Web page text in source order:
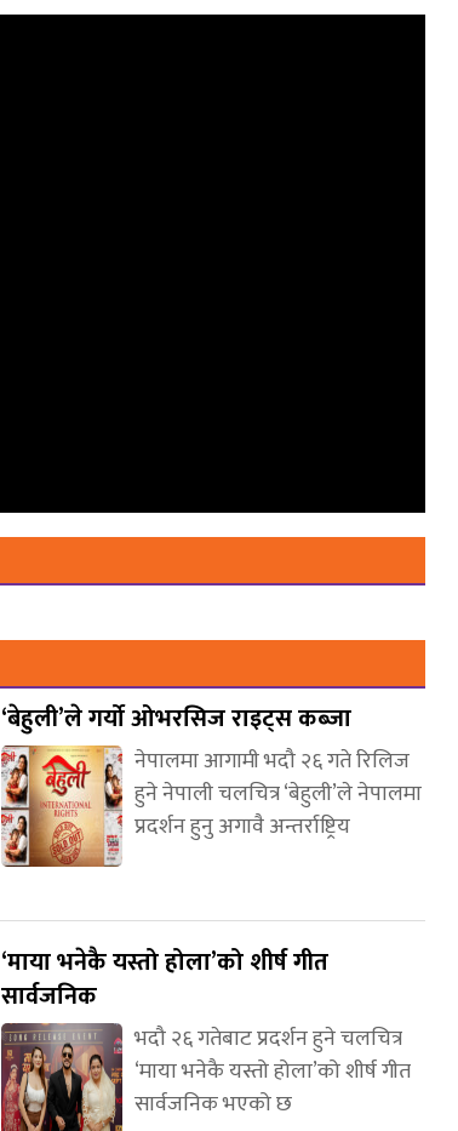
‘बेहुली’ले गर्यो ओभरसिज राइट्स कब्जा
नेपालमा आगामी भदौ २६ गते रिलिज
हुने नेपाली चलचित्र ‘बेहुली’ले नेपालमा
प्रदर्शन हुनु अगावै अन्तर्राष्ट्रिय
‘माया भनेकै यस्तो होला’को शीर्ष गीत
सार्वजनिक
भदौ २६ गतेबाट प्रदर्शन हुने चलचित्र
‘माया भनेकै यस्तो होला’को शीर्ष गीत
सार्वजनिक भएको छ